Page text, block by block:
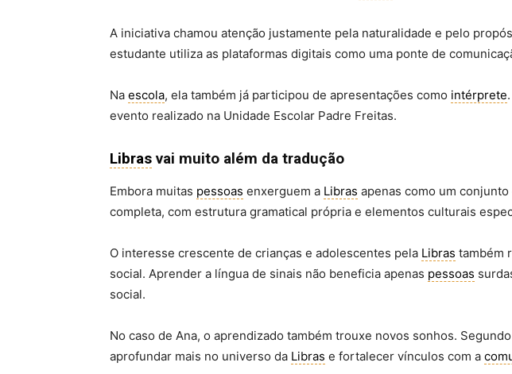
A iniciativa chamou atenção justamente pela naturalidade e pelo
estudante utiliza as plataformas digitais como uma ponte de
Na escola, ela também já participou de apresentações como intérprete
evento realizado na Unidade Escolar Padre Freitas.
Libras vai muito além da tradução
Embora muitas pessoas enxerguem a Libras apenas como um
completa, com estrutura gramatical própria e elementos culturais
O interesse crescente de crianças e adolescentes pela Libras também
social. Aprender a língua de sinais não beneficia apenas pessoas
social.
No caso de Ana, o aprendizado também trouxe novos sonhos.
aprofundar mais no universo da Libras e fortalecer vínculos com a